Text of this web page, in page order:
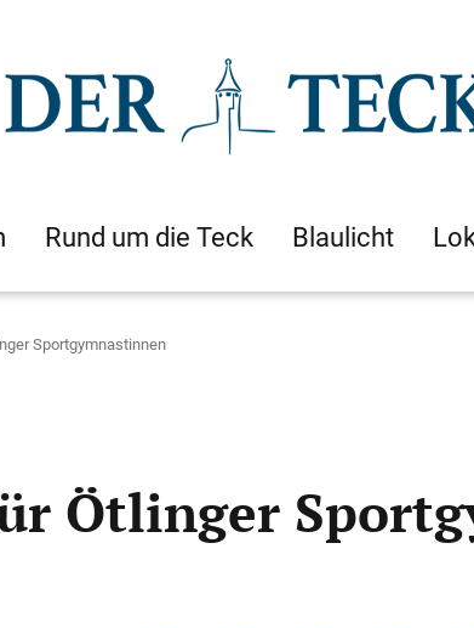
Rund um die Teck Blaulicht
Sportgymnastinnen
Ötlinger